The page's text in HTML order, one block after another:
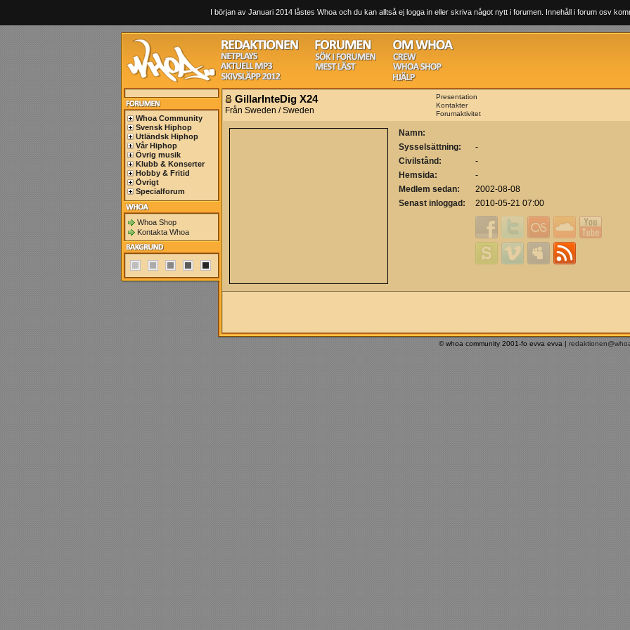
I början av Januari 2014 låstes Whoa och du kan alltså ej logga in eller skriva något nytt i forumen. Innehåll i forum osv
Whoa Community
Svensk Hiphop
Utländsk Hiphop
Vår Hiphop
Övrig musik
Klubb & Konserter
Hobby & Fritid
Övrigt
Specialforum
Whoa Shop
Kontakta Whoa
GillarInteDig X24
Från Sweden / Sweden
Presentation
Kontakter
Forumaktivitet
Namn:
Sysselsättning:
-
Civilstånd:
-
Hemsida:
-
Medlem sedan:
2002-08-08
Senast inloggad:
2010-05-21 07:00
© whoa community 2001-fo evva evva |